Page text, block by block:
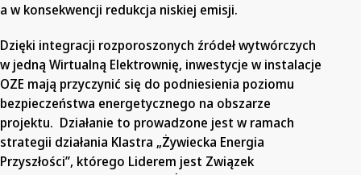
a w konsekwencji redukcja niskiej emisji.
Dzięki integracji rozporoszonych źródeł wytwórczych
w jedną Wirtualną Elektrownię, inwestycje w instalacje
OZE mają przyczynić się do podniesienia poziomu
bezpieczeństwa energetycznego na obszarze
projektu. Działanie to prowadzone jest w ramach
strategii działania Klastra „Żywiecka Energia
Przyszłości”, którego Liderem jest Związek